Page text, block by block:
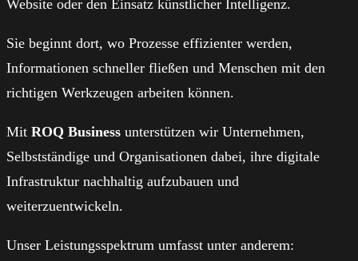
Website oder den Einsatz künstlicher Intelligenz.
Sie beginnt dort, wo Prozesse effizienter werden,
Informationen schneller fließen und Menschen mit den
richtigen Werkzeugen arbeiten können.
Mit ROQ Business unterstützen wir Unternehmen,
Selbstständige und Organisationen dabei, ihre digitale
Infrastruktur nachhaltig aufzubauen und
weiterzuentwickeln.
Unser Leistungsspektrum umfasst unter anderem: